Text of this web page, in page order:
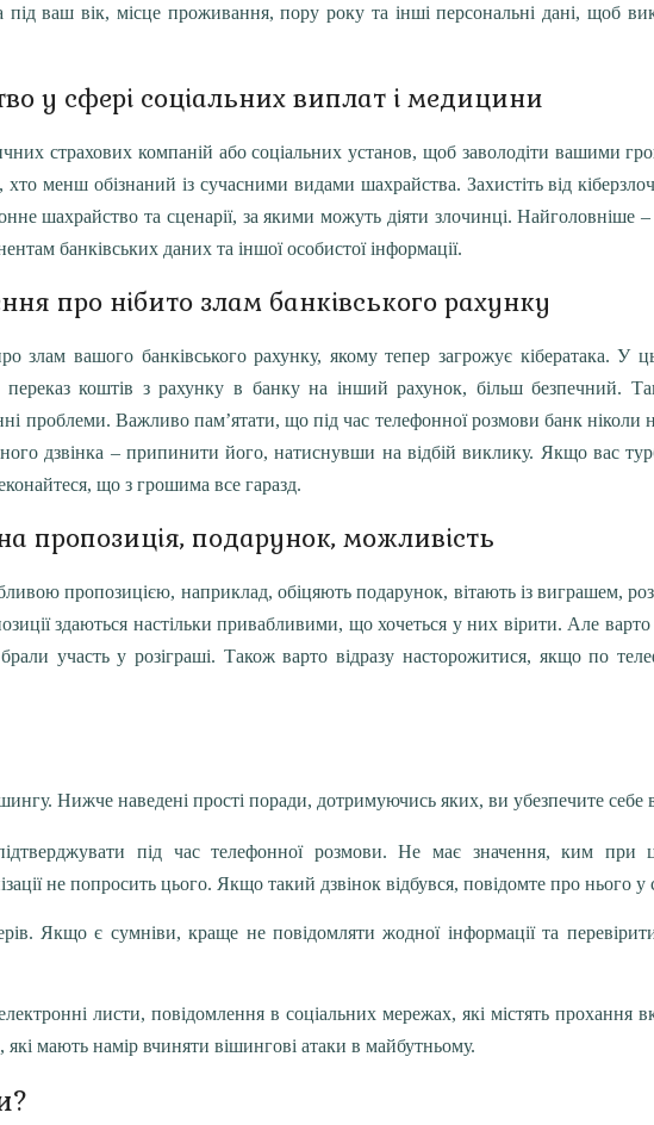
ваш вік, місце проживання, пору року та інші персональні дані, щоб
у сфері соціальних виплат і медицини
страхових компаній або соціальних установ, щоб заволодіти вашими
менш обізнаний із сучасними видами шахрайства. Захистіть від
шахрайство та сценарії, за якими можуть діяти злочинці. Найголовніше
банківських даних та іншої особистої інформації.
про нібито злам банківського рахунку
злам вашого банківського рахунку, якому тепер загрожує кібератака. У
переказ коштів з рахунку в банку на інший рахунок, більш безпечний.
проблеми. Важливо пам’ятати, що під час телефонної розмови банк ніколи
дзвінка – припинити його, натиснувши на відбій виклику. Якщо вас
що з грошима все гаразд.
пропозиція, подарунок, можливість
пропозицією, наприклад, обіцяють подарунок, вітають із виграшем,
здаються настільки привабливими, що хочеться у них вірити. Але варто
участь у розіграші. Також варто відразу насторожитися, якщо по
Нижче наведені прості поради, дотримуючись яких, ви убезпечите себе
під час телефонної розмови. Не має значення, ким при
не попросить цього. Якщо такий дзвінок відбувся, повідомте про нього у
Якщо є сумніви, краще не повідомляти жодної інформації та
листи, повідомлення в соціальних мережах, які містять прохання
мають намір вчиняти вішингові атаки в майбутньому.